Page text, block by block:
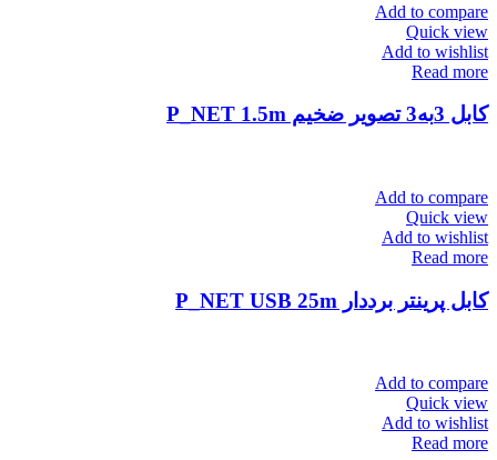
Add to compare
Quick view
Add to wishlist
Read more
کابل 3به3 تصویر ضخیم P_NET 1.5m
Add to compare
Quick view
Add to wishlist
Read more
کابل پرینتر برددار P_NET USB 25m
Add to compare
Quick view
Add to wishlist
Read more